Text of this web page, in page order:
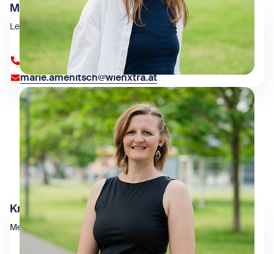
Marie Amenitsch
Leitung Kommunikation
+43 1 909 4000 84371
marie.amenitsch@wienxtra.at
Kristina Grgić
Medienarbeit, Presseservice, Lektorat